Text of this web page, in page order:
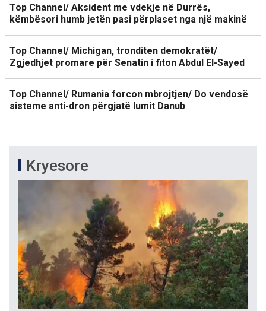
Top Channel/ Aksident me vdekje në Durrës,
këmbësori humb jetën pasi përplaset nga një makinë
Top Channel/ Michigan, tronditen demokratët/
Zgjedhjet promare për Senatin i fiton Abdul El-Sayed
Top Channel/ Rumania forcon mbrojtjen/ Do vendosë
sisteme anti-dron përgjatë lumit Danub
Kryesore